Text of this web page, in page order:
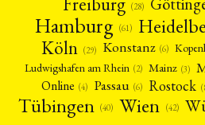
(28)
Hamburg (61)
Köln (29) Konstanz (6)
Ludwigshafen am Rhein (2) Mainz (3)
Online (4) Passau (6) Rostock
Tübingen (40) Wien (42)